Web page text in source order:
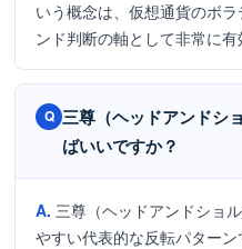
いう概念は、仮想通貨のボ
ンド判断の軸として非常に有
三尊（ヘッドアンドシ
ばいいですか？
三尊（ヘッドアンドショ
やすい代表的な反転パター